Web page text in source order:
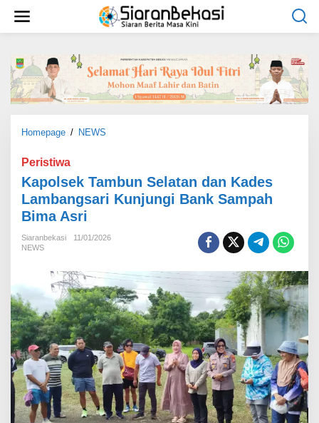
w
Homepage / NEWS
l
T
b
u
n
S
e
l
a
t
d
Peristiwa
Kapolsek Tambun Selatan dan Kades
Lambangsari Kunjungi Bank Sampah
Bima Asri
Siaranbekasi
11/01/2026
NEWS